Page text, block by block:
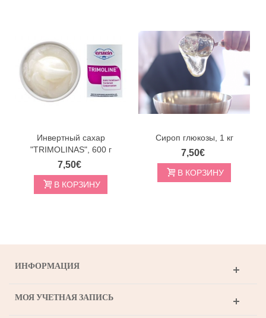
Инвертный сахар
"TRIMOLINAS", 600 г
7,50€
В КОРЗИНУ
Сироп глюкозы, 1 кг
7,50€
В КОРЗИНУ
ИНФОРМАЦИЯ
МОЯ УЧЕТНАЯ ЗАПИСЬ